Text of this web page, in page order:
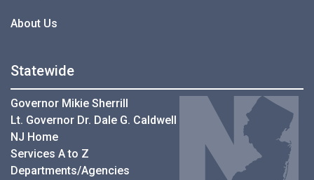
About Us
Statewide
Governor Mikie Sherrill
Lt. Governor Dr. Dale G. Caldwell
NJ Home
Services A to Z
Departments/Agencies